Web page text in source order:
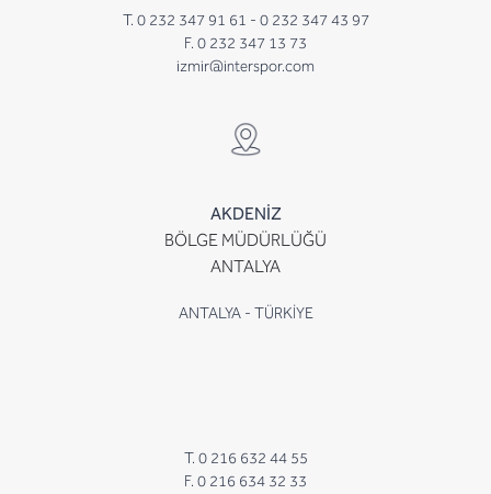
T. 0 232 347 91 61 - 0 232 347 43 97
F. 0 232 347 13 73
izmir@interspor.com
AKDENİZ
BÖLGE MÜDÜRLÜĞÜ
ANTALYA
ANTALYA - TÜRKİYE
T. 0 216 632 44 55
F. 0 216 634 32 33